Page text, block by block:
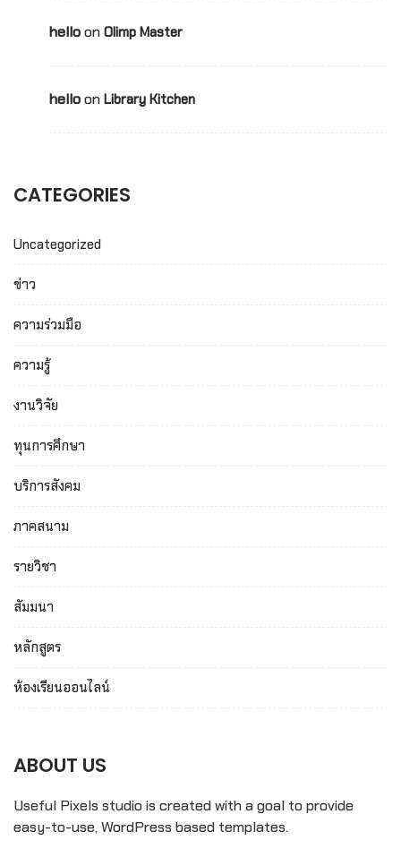
helloon Olimp Master
helloon Library Kitchen
CATEGORIES
Uncategorized
ข่าว
ความร่วมมือ
ความรู้
งานวิจัย
ทุนการศึกษา
บริการสังคม
ภาคสนาม
รายวิชา
สัมมนา
หลักสูตร
ห้องเรียนออนไลน์
ABOUT US
Useful Pixels studio is created with a goal to provide
easy-to-use, WordPress based templates.